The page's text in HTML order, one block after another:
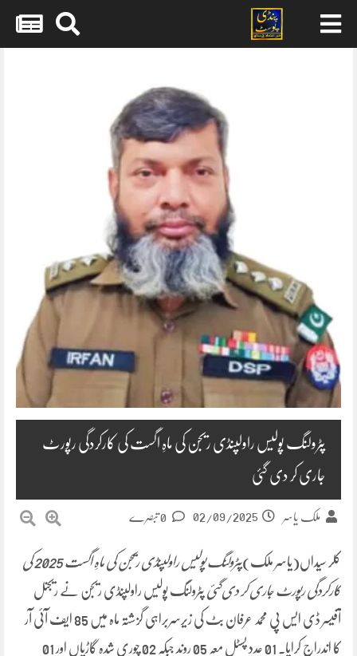
پٹرولنگ پولیس راولپنڈی ریجن کی ماہِ اگست کی کارکردگی رپورٹ
جاری کر دی گئی
ملک یاسر 02/09/2025
کلر سیداں(یاسر ملک) پٹرولنگ پولیس راولپنڈی ریجن کی ماہِ اگست 2025 کی
کارکردگی رپورٹ جاری کر دی گئی پٹرولنگ پولیس راولپنڈی ریجن نے ریجنل
آفیسر ڈی ایس پی محمد عرفان بٹ کی زیرسربراہی گزشتہ ماہ میں 85 ایف آئی آر
کا اندراج کرایا۔ 01 عدد پسٹل معہ 05 روند جبکہ 02 چوری شدہ گاڑیاں اور 01